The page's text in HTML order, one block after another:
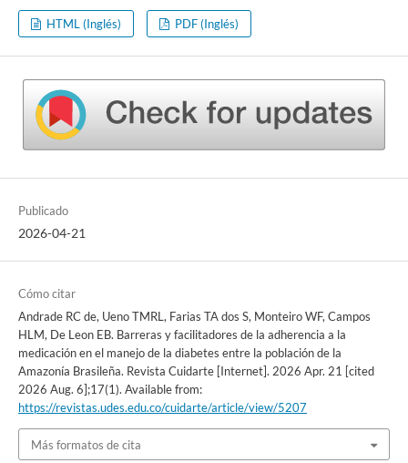
HTML (Inglés) PDF (Inglés)
Publicado
2026-04-21
Cómo citar
Andrade RC de, Ueno TMRL, Farias TA dos S, Monteiro WF, Campos
HLM, De Leon EB. Barreras y facilitadores de la adherencia a la
medicación en el manejo de la diabetes entre la población de la
Amazonía Brasileña. Revista Cuidarte [Internet]. 2026 Apr. 21 [cited
2026 Aug. 6];17(1). Available from:
https://revistas.udes.edu.co/cuidarte/article/view/5207
Más formatos de cita